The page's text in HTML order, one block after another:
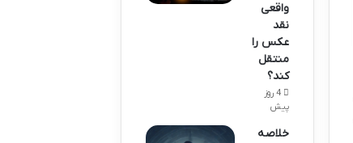
واقعی
نقد
عکس را
منتقل
کند؟
4 روز
پیش
خلاصه